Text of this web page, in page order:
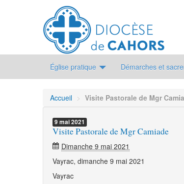
Église pratique Démarches et
Accueil > Visite Pastorale de Mgr
9 mai2021
Visite Pastorale de Mgr Camiade
Dimanche 9 mai 2021
Vayrac, dimanche 9 mai 2021
Vayrac